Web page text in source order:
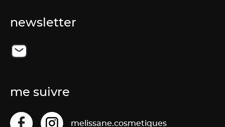
me suivre
facebookinstagram
melissane.cosmetiques
newsletter